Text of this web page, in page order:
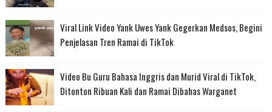
Viral Link Video Yank Uwes Yank Gegerkan Medsos, Begini
Penjelasan Tren Ramai di TikTok
Video Bu Guru Bahasa Inggris dan Murid Viral di TikTok,
Ditonton Ribuan Kali dan Ramai Dibahas Warganet